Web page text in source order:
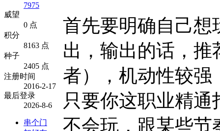
7975
威望
0 点
积分
8163 点
种子
2405 点
注册时间
2016-2-17
最后登录
2026-8-6
串个门
首先要明确自己
出，输出的话，
者），机动性较强
只要你这职业精
不会玩，跟某些节